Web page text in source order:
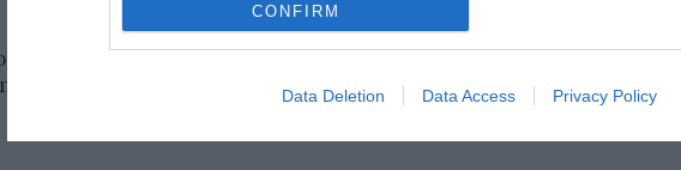
CONFIRM
Data Deletion Data Access Privacy Policy
la
organizată la
Numai doi străini în Parlament